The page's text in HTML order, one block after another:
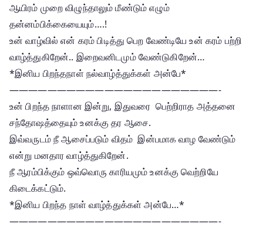
ஆயிரம் முறை விழுந்தாலும் மீண்டும் எழும்
தன்னம்பிக்கையையும்….!
உன் வாழ்வில் என் கரம் பிடித்து பெற வேண்டியே உன் கரம் பற்றி
வாழ்த்துகிறேன்.. இறைவனிடமும் வேண்டுகிறேன்…
*இனிய பிறந்தநாள் நல்வாழ்த்துக்கள் அன்பே*
——————————————————————-
உன் பிறந்த நாளான இன்று, இதுவரை பெற்றிராத அத்தனை
சந்தோஷத்தையும் உனக்கு தர ஆசை.
இவ்வருடம் நீ ஆசைப்படும் விதம் இன்பமாக வாழ வேண்டும்
என்று மனதார வாழ்த்துகிறேன்.
நீ ஆரம்பிக்கும் ஒவ்வொரு காரியமும் உனக்கு வெற்றியே
கிடைக்கட்டும்.
*இனிய பிறந்த நாள் வாழ்த்துக்கள் அன்பே…*
——————————————————————-